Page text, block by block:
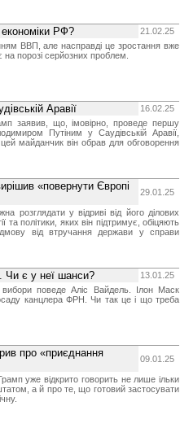
економіки РФ?
21.02.25
ВВП, але насправді це зростання вже
на порозі серйозних проблем.
Аравії
16.02.25
заявив, що, імовірно, проведе першу
Путіним у Саудівській Аравії,
майданчик він обрав для обговорення
«повернути Європі
29.01.25
розглядати у відриві від його ділових
та політики, яких він підтримує, обіцяють
від втручання держави у справи
Чи є у неї шанси?
13.01.25
поведе Аліс Вайдель. Ілон Маск
канцлера ФРН. Чи так це і що треба
про «приєднання
09.01.25
уже відкрито говорить не лише ільки
а й про те, що готовий застосувати